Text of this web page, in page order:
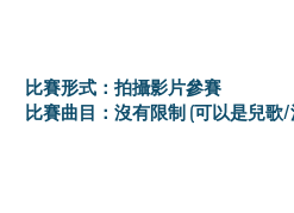
比賽形式：拍攝影片參賽
比賽曲目：沒有限制 (可以是兒